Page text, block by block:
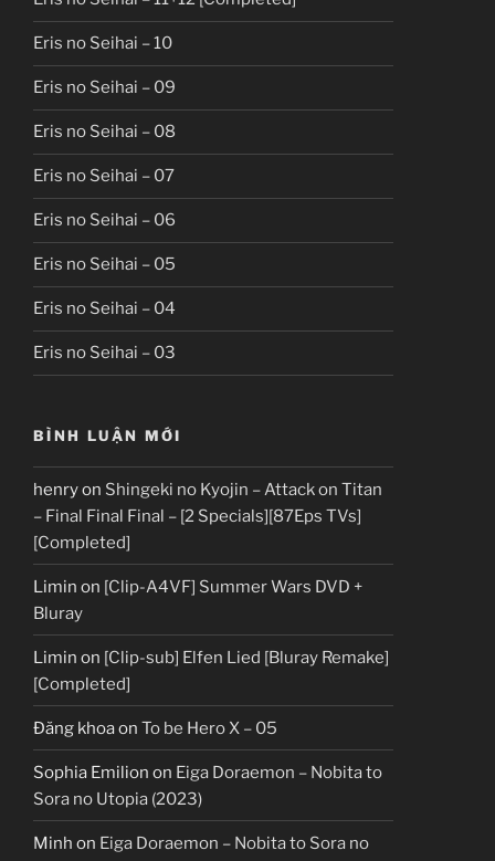
Eris no Seihai – 10
Eris no Seihai – 09
Eris no Seihai – 08
Eris no Seihai – 07
Eris no Seihai – 06
Eris no Seihai – 05
Eris no Seihai – 04
Eris no Seihai – 03
BÌNH LUẬN MỚI
henryon Shingeki no Kyojin – Attack on Titan
– Final Final Final – [2 Specials][87Eps TVs]
[Completed]
Limin on [Clip-A4VF] Summer Wars DVD +
Bluray
Limin on [Clip-sub] Elfen Lied [Bluray Remake]
[Completed]
Đăng khoaon To be Hero X – 05
Sophia Emilion on Eiga Doraemon – Nobita to
Sora no Utopia (2023)
Minh on Eiga Doraemon – Nobita to Sora no